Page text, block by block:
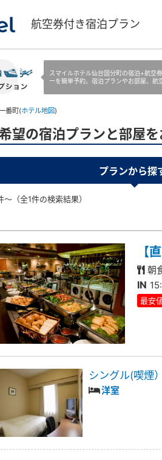
航空券付き宿泊プラン
スマイルホテル仙台国分町の宿泊+航空
ーを簡単予約。宿泊プランやお部屋、航
番町(ホテル地図)
望の宿泊プランと部屋
プランから探
～（全1件の検索結果）
【
朝
IN
最安
シングル(喫煙）
洋室